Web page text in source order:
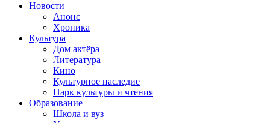
Новости
Анонс
Хроника
Культура
Дом актёра
Литература
Кино
Культурное наследие
Парк культуры и чтения
Образование
Школа и вуз